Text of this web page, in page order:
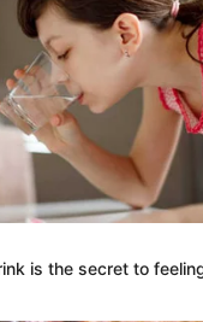
is the secret to